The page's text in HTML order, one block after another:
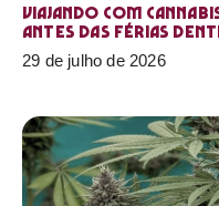
Viajando com
antes das férias
29 de julho de 2026